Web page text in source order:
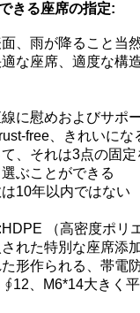
きる座席の指定:
、雨が降ること当
な座席、適度な構
に慰めおよびサポ
free、きれいにな
、それは3点の固
ぶことができる
10年以内ではない
（高密度ポリ
れた特別な座席添
形作られる、帯電
、M6*14大きく